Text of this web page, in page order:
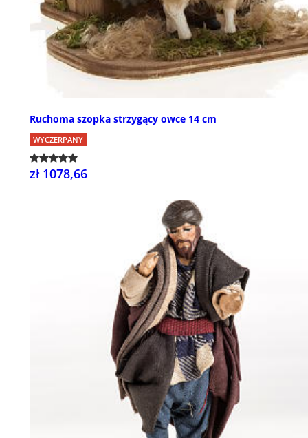
Ruchoma szopka strzygący owce 14 cm
WYCZERPANY
zł 1078,66